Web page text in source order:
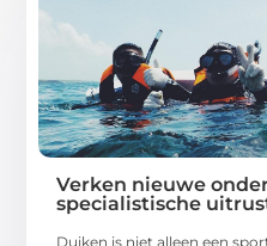
Verken nieuwe
specialistische
Duiken is niet alleen een